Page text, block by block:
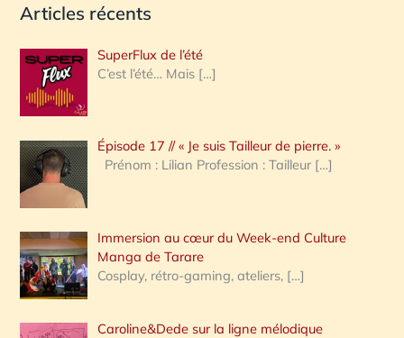
c
e
r
c
h
e
:
Articles récents
SuperFlux de l’été
C’est l’été… Mais […]
Épisode 17 // « Je suis Tailleur de pierre. »
Prénom : Lilian Profession : Tailleur […]
Immersion au cœur du Week-end Culture
Manga de Tarare
Cosplay, rétro-gaming, ateliers, […]
Caroline&Dede sur la ligne mélodique